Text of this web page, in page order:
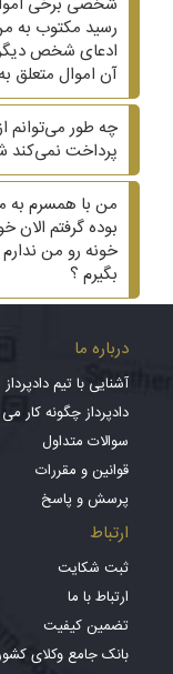
رسید مکتوب به
ادعای شخص
آن اموال متعلق
چه طور می‌توانم
پرداخت نمی‌کند
من با همسرم
بوده گرفتم
خونه رو من
بگیرم ؟
درباره ما
آشنایی با تیم دادپرداز
دادپرداز چگونه کار
سوالات متداول
قوانین و مقررات
پرسش و پاسخ
ارتباط
ثبت شکایت
ارتباط با ما
تضمین کیفیت
بانک جامع وکلای